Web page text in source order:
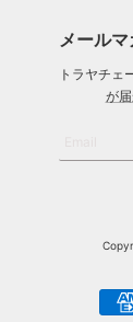
メール
トラヤチェ
が